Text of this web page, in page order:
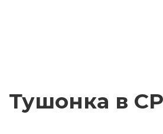
Тушонка в